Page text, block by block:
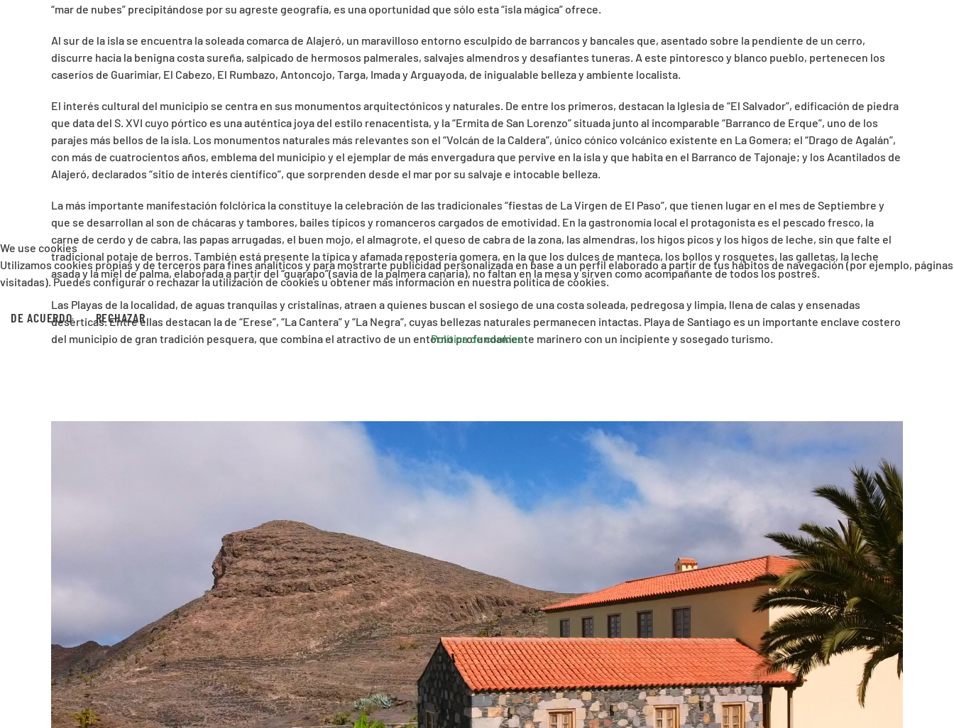
“mar de nubes” precipitándose por su agreste geografía, es una oportunidad que sólo esta “isla mágica” ofrece.
Al sur de la isla se encuentra la soleada comarca de Alajeró, un maravilloso entorno esculpido de barrancos y bancales que, asentado sobre la pendiente de un cerro,
discurre hacia la benigna costa sureña, salpicado de hermosos palmerales, salvajes almendros y desafiantes tuneras. A este pintoresco y blanco pueblo, pertenecen los
caseríos de Guarimiar, El Cabezo, El Rumbazo, Antoncojo, Targa, Imada y Arguayoda, de inigualable belleza y ambiente localista.
El interés cultural del municipio se centra en sus monumentos arquitectónicos y naturales. De entre los primeros, destacan la Iglesia de “El Salvador”, edificación de piedra
que data del S. XVI cuyo pórtico es una auténtica joya del estilo renacentista, y la “Ermita de San Lorenzo” situada junto al incomparable “Barranco de Erque”, uno de los
parajes más bellos de la isla. Los monumentos naturales más relevantes son el “Volcán de la Caldera”, único cónico volcánico existente en La Gomera; el “Drago de Agalán”,
con más de cuatrocientos años, emblema del municipio y el ejemplar de más envergadura que pervive en la isla y que habita en el Barranco de Tajonaje; y los Acantilados de
Alajeró, declarados “sitio de interés científico”, que sorprenden desde el mar por su salvaje e intocable belleza.
La más importante manifestación folclórica la constituye la celebración de las tradicionales “fiestas de La Virgen de El Paso”, que tienen lugar en el mes de Septiembre y
que se desarrollan al son de chácaras y tambores, bailes típicos y romanceros cargados de emotividad. En la gastronomía local el protagonista es el pescado fresco, la
carne de cerdo y de cabra, las papas arrugadas, el buen mojo, el almagrote, el queso de cabra de la zona, las almendras, los higos picos y los higos de leche, sin que falte el
tradicional potaje de berros. También está presente la típica y afamada repostería gomera, en la que los dulces de manteca, los bollos y rosquetes, las galletas, la leche
asada y la miel de palma, elaborada a partir del “guarapo”(savia de la palmera canaria), no faltan en la mesa y sirven como acompañante de todos los postres.
Las Playas de la localidad, de aguas tranquilas y cristalinas, atraen a quienes buscan el sosiego de una costa soleada, pedregosa y limpia, llena de calas y ensenadas
desérticas. Entre ellas destacan la de “Erese”, “La Cantera” y “La Negra”, cuyas bellezas naturales permanecen intactas. Playa de Santiago es un importante enclave costero
del municipio de gran tradición pesquera, que combina el atractivo de un entorno profundamente marinero con un incipiente y sosegado turismo.
We use cookies
Utilizamos cookies propias y de terceros para fines analíticos y para mostrarte publicidad personalizada en base a un perfil elaborado a partir de tus hábitos de navegación (por ejemplo, páginas
visitadas). Puedes configurar o rechazar la utilización de cookies u obtener más información en nuestra política de cookies.
DE ACUERDO RECHAZAR
Política de cookies